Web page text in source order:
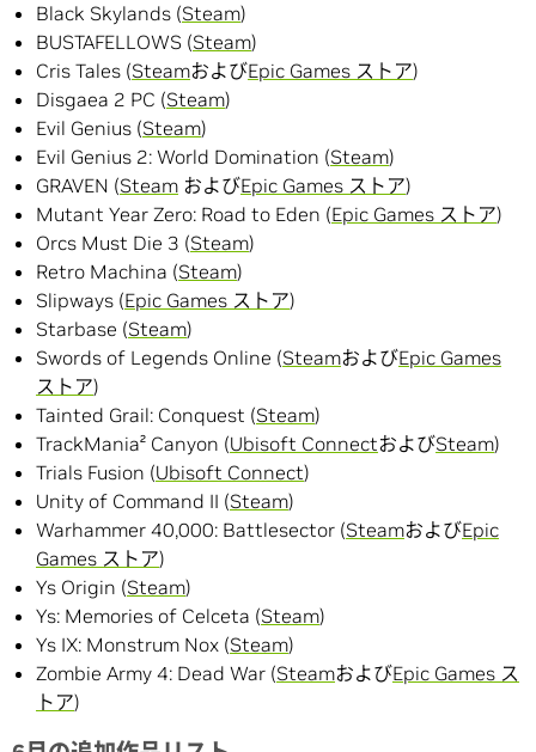
Black Skylands (Steam)
BUSTAFELLOWS (Steam)
Cris Tales (SteamおよびEpic Games ストア)
Disgaea 2 PC (Steam)
Evil Genius (Steam)
Evil Genius 2: World Domination (Steam)
GRAVEN (Steam およびEpic Games ストア)
Mutant Year Zero: Road to Eden (Epic Games ストア)
Orcs Must Die 3 (Steam)
Retro Machina (Steam)
Slipways (Epic Games ストア)
Starbase (Steam)
Swords of Legends Online (SteamおよびEpic Games
ストア)
Tainted Grail: Conquest (Steam)
TrackMania² Canyon (Ubisoft ConnectおよびSteam)
Trials Fusion (Ubisoft Connect)
Unity of Command II (Steam)
Warhammer 40,000: Battlesector (SteamおよびEpic
Games ストア)
Ys Origin (Steam)
Ys: Memories of Celceta (Steam)
Ys IX: Monstrum Nox (Steam)
Zombie Army 4: Dead War (SteamおよびEpic Games ス
トア)